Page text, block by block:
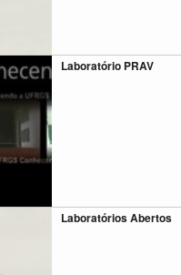
Laboratório PRAV
Laboratórios Abertos